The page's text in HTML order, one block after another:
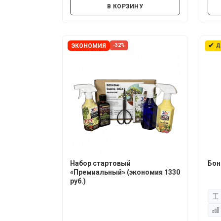
В КОРЗИНУ
ЭКОНОМИЯ -32%
Набор стартовый
«Премиальный» (экономия 1330
руб.)
✔